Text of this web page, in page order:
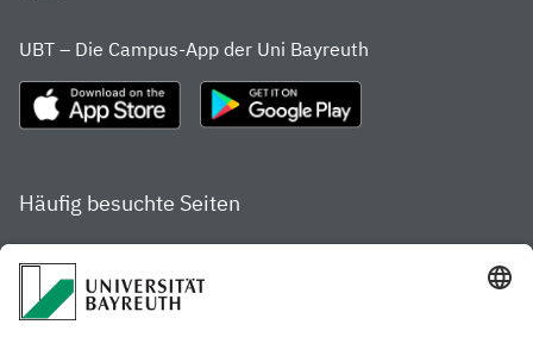
UBT – Die Campus-App der Uni Bayreuth
Häufig besuchte Seiten
Studienportal
Gamechanger Campus
Aktuelle
Studiengangsfinder
Services & Beratung für